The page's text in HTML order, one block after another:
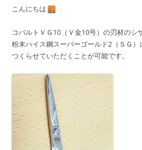
こんにちは
コバルトＶＧ10（Ｖ金10号）の刃材のシ
粉末ハイス鋼スーパーゴールド2（ＳＧ）
つくらせていただくことが可能です。